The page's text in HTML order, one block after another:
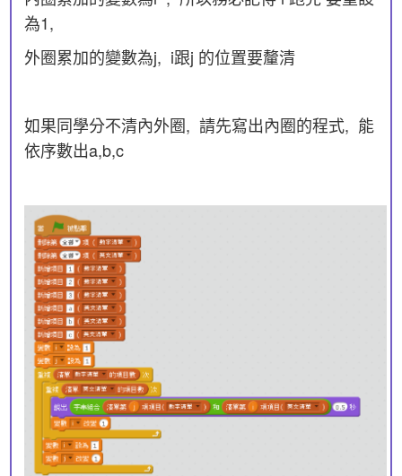
為1,
外圈累加的變數為j, i跟j 的位置要釐清
如果同學分不清內外圈, 請先寫出內圈的程式, 能
依序數出a,b,c